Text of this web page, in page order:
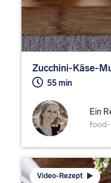
Zucchini-Käse-
55 min
Ein
Video-Rezept